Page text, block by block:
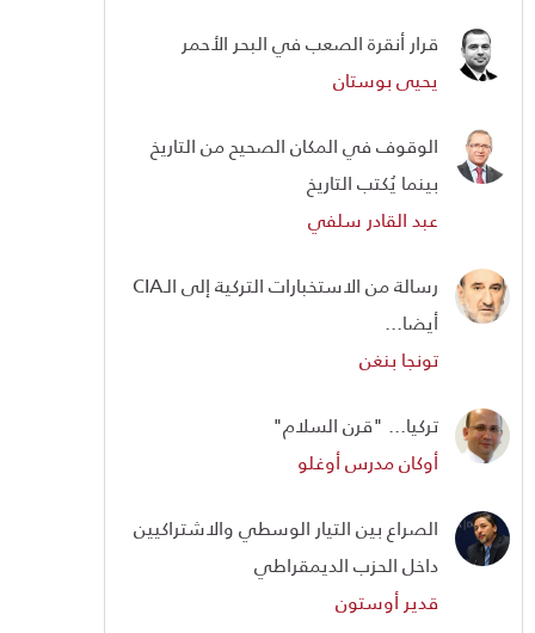
قرار أنقرة الصعب في البحر الأحمر
يحيى بوستان
الوقوف في المكان الصحيح من التاريخ
بينما يُكتب التاريخ
عبد القادر سلفي
رسالة من الاستخبارات التركية إلى الـCIA
أيضا...
تونجا بنغن
تركيا... "قرن السلام"
أوكان مدرس أوغلو
الصراع بين التيار الوسطي والاشتراكيين
داخل الحزب الديمقراطي
قدير أوستون